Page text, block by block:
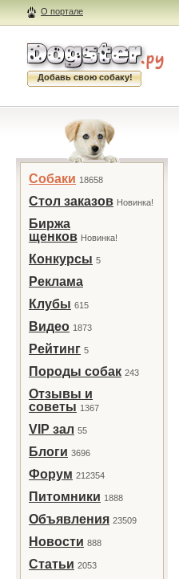
О портале
Добавь свою собаку!
Собаки 18658
Стол заказов Новинка!
Биржа
щенков Новинка!
Конкурсы 5
Реклама
Клубы 615
Видео 1873
Рейтинг 5
Породы собак 243
Отзывы и
советы 1367
VIP зал 55
Блоги 3696
Форум 212354
Питомники 1888
Объявления 23509
Новости 888
Статьи 2053